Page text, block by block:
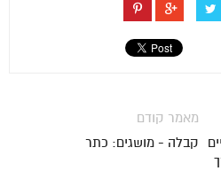
מאמר קודם
קבלה - מושגים: כתר